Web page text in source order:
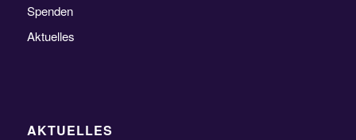
Spenden
Aktuelles
AKTUELLES